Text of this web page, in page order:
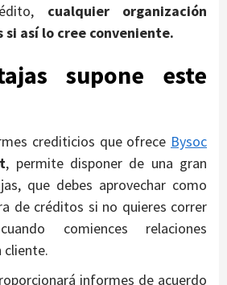
cualquier organización
así lo cree conveniente.
supone este
crediticios que ofrece Bysoc
, permite disponer de una gran
que debes aprovechar como
de créditos si no quieres correr
comiences relaciones
cliente.
informes de acuerdo